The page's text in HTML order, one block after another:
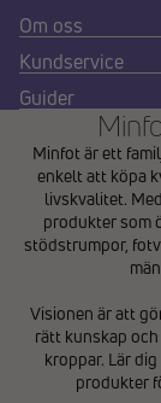
Om oss
Kundservice
Guider
Minfot är ett
enkelt att köpa
livskvalitet.
produkter som
stödstrumpor,
Visionen är att
rätt kunskap
kroppar. Lär
produkter